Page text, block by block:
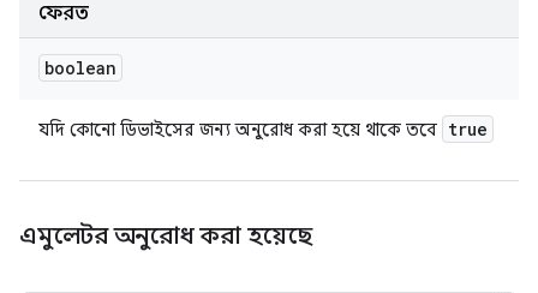
ফেরত
boolean
যদি কোনো ডিভাইসের জন্য অনুরোধ করা হয়ে থাকে তবে true
এমুলেটর অনুরোধ করা হয়েছে